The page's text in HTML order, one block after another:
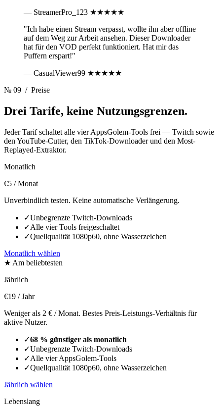
— StreamerPro_123 ★★★★★
"Ich habe einen Stream verpasst, wollte ihn aber offline
auf dem Weg zur Arbeit ansehen. Dieser Downloader
hat für den VOD perfekt funktioniert. Hat mir das
Puffern erspart!"
— CasualViewer99 ★★★★★
№ 09 / Preise
Drei Tarife, keine Nutzungsgrenzen.
Jeder Tarif schaltet alle vier AppsGolem-Tools frei — Twitch sowie
den YouTube-Cutter, den TikTok-Downloader und den Most-
Replayed-Extraktor.
Monatlich
€5 / Monat
Unverbindlich testen. Keine automatische Verlängerung.
✓Unbegrenzte Twitch-Downloads
✓Alle vier Tools freigeschaltet
✓Quellqualität 1080p60, ohne Wasserzeichen
Monatlich wählen
★ Am beliebtesten
Jährlich
€19 / Jahr
Weniger als 2 € / Monat. Bestes Preis-Leistungs-Verhältnis für
aktive Nutzer.
✓68 % günstiger als monatlich
✓Unbegrenzte Twitch-Downloads
✓Alle vier AppsGolem-Tools
✓Quellqualität 1080p60, ohne Wasserzeichen
Jährlich wählen
Lebenslang